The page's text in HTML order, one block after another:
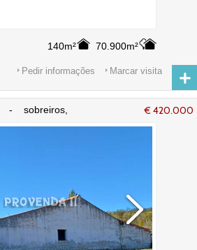
140m² 70.900m²
Marcar visita
Pedir informações
€ 420.000
- sobreiros,